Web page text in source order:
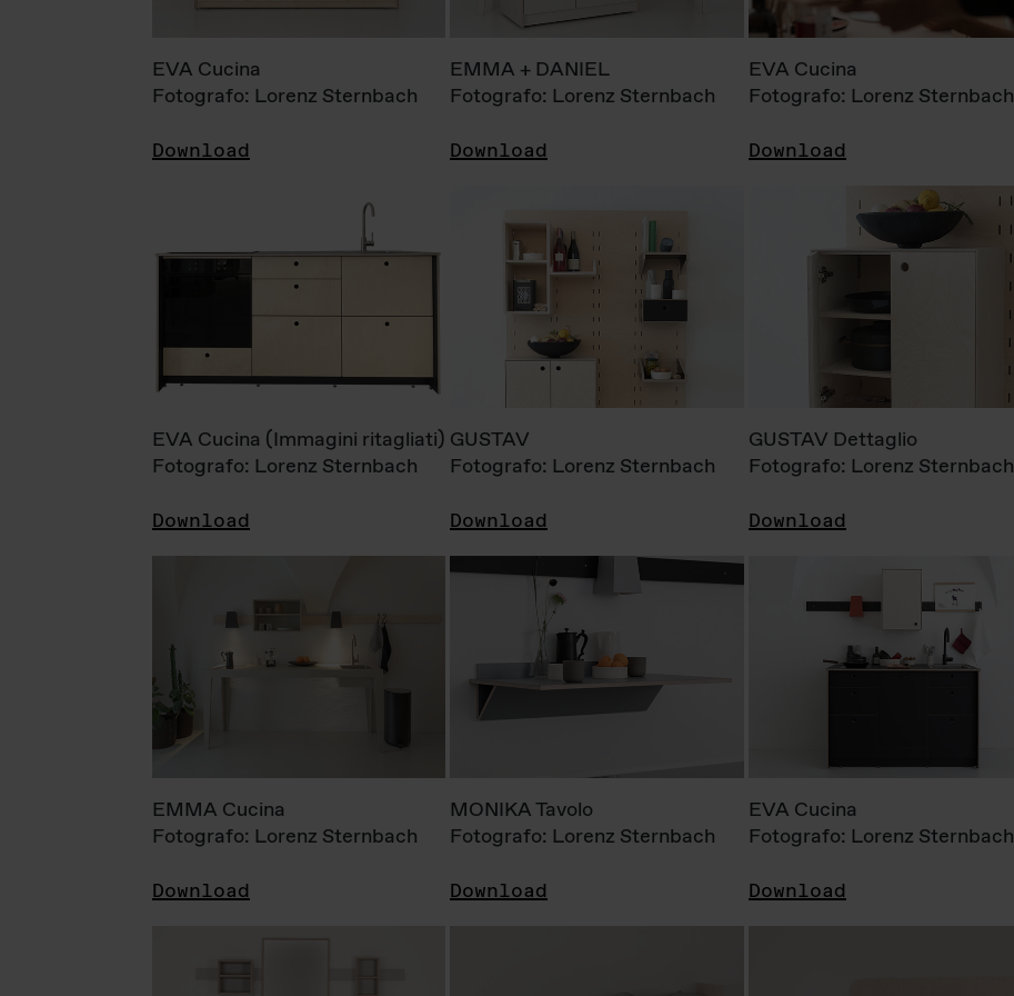
EVA Cucina
Fotografo: Lorenz Sternbach
Download
EMMA + DANIEL
Fotografo: Lorenz Sternbach
Download
EVA Cucina
Fotografo: Lorenz Sternbach
Download
EVA Cucina (Immagini ritagliati)
Fotografo: Lorenz Sternbach
Download
GUSTAV
Fotografo: Lorenz Sternbach
Download
GUSTAV Dettaglio
Fotografo: Lorenz Sternbach
Download
EMMA Cucina
Fotografo: Lorenz Sternbach
Download
MONIKA Tavolo
Fotografo: Lorenz Sternbach
Download
EVA Cucina
Fotografo: Lorenz Sternbach
Download